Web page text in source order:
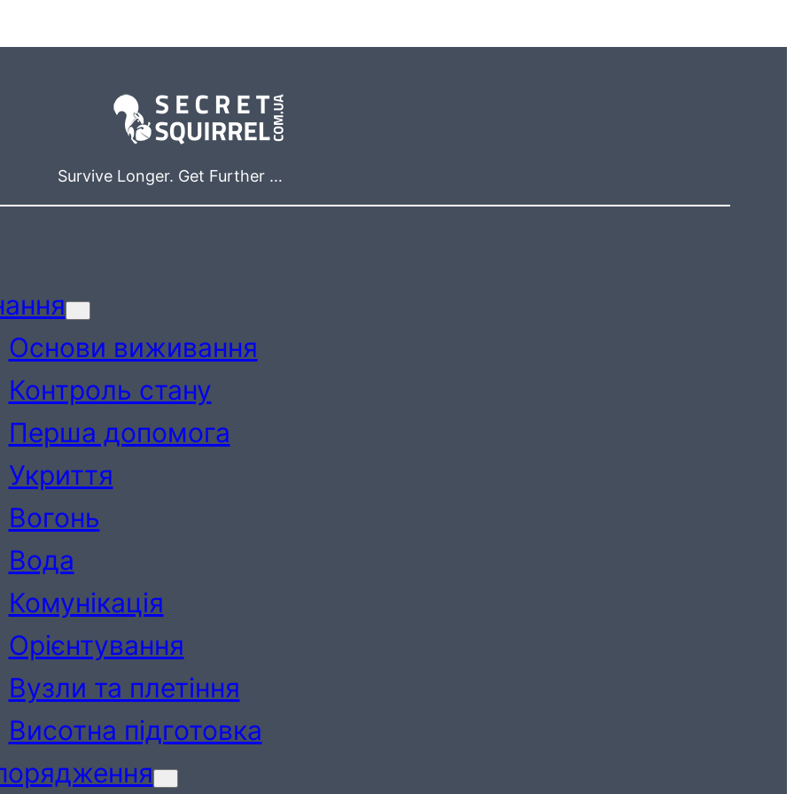
Survive Longer. Get Further …
Основи виживання
Контроль стану
Перша допомога
Укриття
Вогонь
Вода
Комунікація
Орієнтування
Вузли та плетіння
Висотна підготовка